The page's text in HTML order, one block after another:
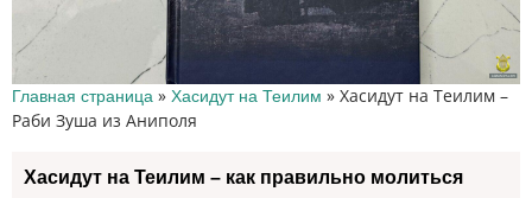
Главная страница » Хасидут на Теилим » Хасидут на Теилим –
Раби Зуша из Аниполя
Хасидут на Теилим – как правильно молиться